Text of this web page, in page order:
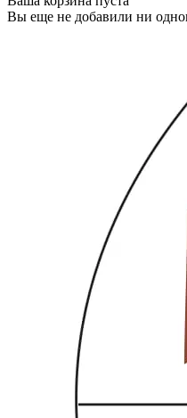
Вы еще не добавили ни